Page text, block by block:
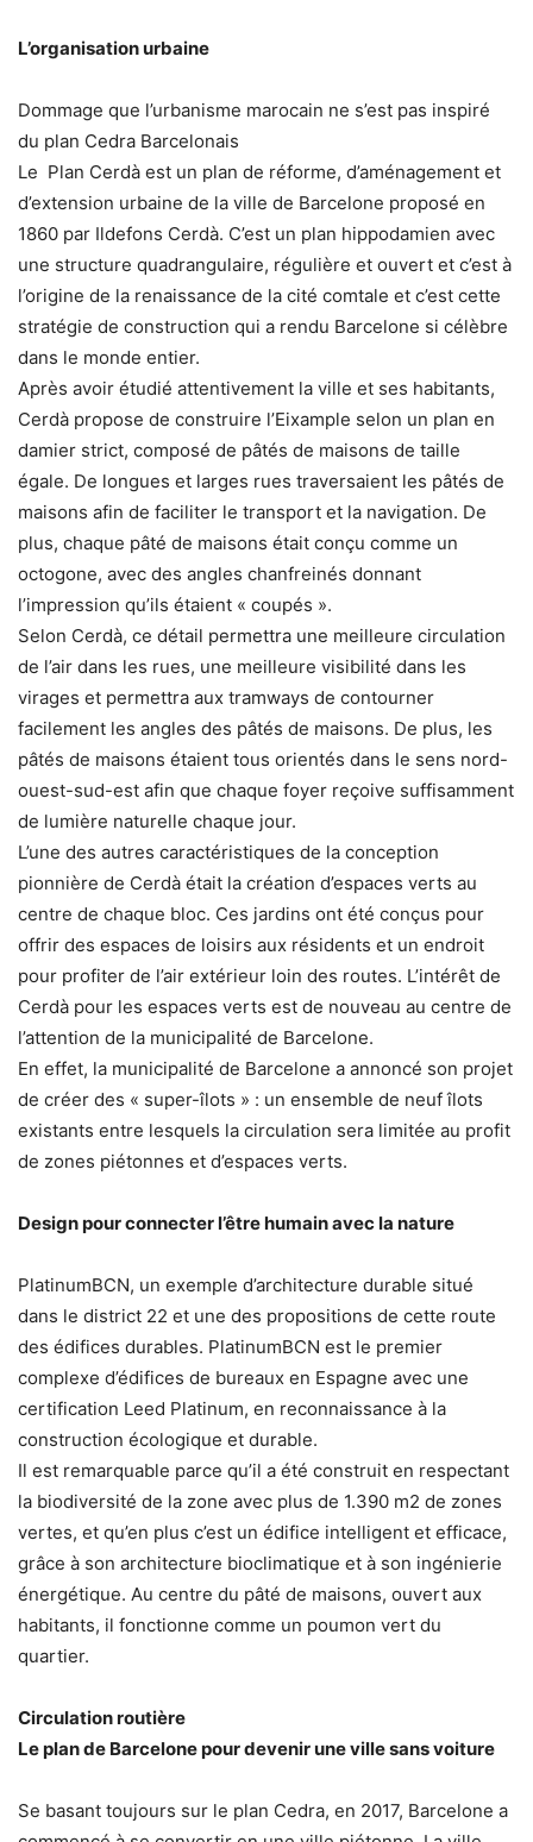
L’organisation urbaine
Dommage que l’urbanisme marocain ne s’est pas inspiré
du plan Cedra Barcelonais
Le Plan Cerdà est un plan de réforme, d’aménagement et
d’extension urbaine de la ville de Barcelone proposé en
1860 par Ildefons Cerdà. C’est un plan hippodamien avec
une structure quadrangulaire, régulière et ouvert et c’est à
l’origine de la renaissance de la cité comtale et c’est cette
stratégie de construction qui a rendu Barcelone si célèbre
dans le monde entier.
Après avoir étudié attentivement la ville et ses habitants,
Cerdà propose de construire l’Eixample selon un plan en
damier strict, composé de pâtés de maisons de taille
égale. De longues et larges rues traversaient les pâtés de
maisons afin de faciliter le transport et la navigation. De
plus, chaque pâté de maisons était conçu comme un
octogone, avec des angles chanfreinés donnant
l’impression qu’ils étaient « coupés ».
Selon Cerdà, ce détail permettra une meilleure circulation
de l’air dans les rues, une meilleure visibilité dans les
virages et permettra aux tramways de contourner
facilement les angles des pâtés de maisons. De plus, les
pâtés de maisons étaient tous orientés dans le sens nord-
ouest-sud-est afin que chaque foyer reçoive suffisamment
de lumière naturelle chaque jour.
L’une des autres caractéristiques de la conception
pionnière de Cerdà était la création d’espaces verts au
centre de chaque bloc. Ces jardins ont été conçus pour
offrir des espaces de loisirs aux résidents et un endroit
pour profiter de l’air extérieur loin des routes. L’intérêt de
Cerdà pour les espaces verts est de nouveau au centre de
l’attention de la municipalité de Barcelone.
En effet, la municipalité de Barcelone a annoncé son projet
de créer des « super-îlots » : un ensemble de neuf îlots
existants entre lesquels la circulation sera limitée au profit
de zones piétonnes et d’espaces verts.
Design pour connecter l’être humain avec la nature
PlatinumBCN, un exemple d’architecture durable situé
dans le district 22 et une des propositions de cette route
des édifices durables. PlatinumBCN est le premier
complexe d’édifices de bureaux en Espagne avec une
certification Leed Platinum, en reconnaissance à la
construction écologique et durable.
Il est remarquable parce qu’il a été construit en respectant
la biodiversité de la zone avec plus de 1.390 m2 de zones
vertes, et qu’en plus c’est un édifice intelligent et efficace,
grâce à son architecture bioclimatique et à son ingénierie
énergétique. Au centre du pâté de maisons, ouvert aux
habitants, il fonctionne comme un poumon vert du
quartier.
Circulation routière
Le plan de Barcelone pour devenir une ville sans voiture
Se basant toujours sur le plan Cedra, en 2017, Barcelone a